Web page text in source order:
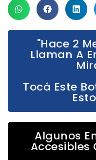
"Hace 2
Llaman A
Tocá Este
Algunos
Accesibles